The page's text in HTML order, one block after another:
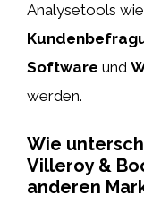
Analysetools wie
Software und
werden.
Wie
Villeroy &
anderen